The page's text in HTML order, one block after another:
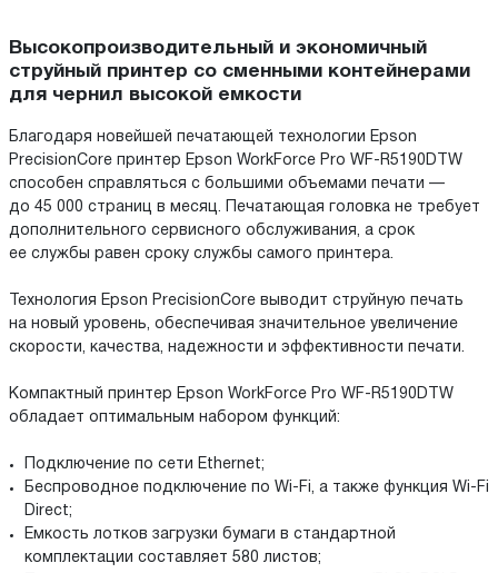
Высокопроизводительный и экономичный
струйный принтер со сменными контейнерами
для чернил высокой емкости
Благодаря новейшей печатающей технологии Epson
PrecisionCore принтер Epson WorkForce Pro WF-R5190DTW
способен справляться с большими объемами печати —
до 45 000 страниц в месяц. Печатающая головка не требует
дополнительного сервисного обслуживания, а срок
ее службы равен сроку службы самого принтера.
Технология Epson PrecisionCore выводит струйную печать
на новый уровень, обеспечивая значительное увеличение
скорости, качества, надежности и эффективности печати.
Компактный принтер Epson WorkForce Pro WF-R5190DTW
обладает оптимальным набором функций:
Подключение по сети Ethernet;
Беспроводное подключение по Wi-Fi, а также функция Wi-Fi
Direct;
Емкость лотков загрузки бумаги в стандартной
комплектации составляет 580 листов;